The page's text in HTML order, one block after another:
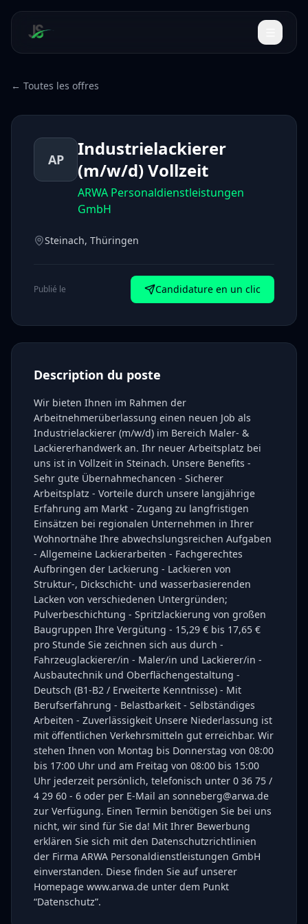
← Toutes les offres
AP
Industrielackierer
(m/w/d) Vollzeit
ARWA Personaldienstleistungen
GmbH
Steinach, Thüringen
Publié le Candidature en un clic
Description du poste
Wir bieten Ihnen im Rahmen der
Arbeitnehmerüberlassung einen neuen Job als
Industrielackierer (m/w/d) im Bereich Maler- &
Lackiererhandwerk an. Ihr neuer Arbeitsplatz bei
uns ist in Vollzeit in Steinach. Unsere Benefits -
Sehr gute Übernahmechancen - Sicherer
Arbeitsplatz - Vorteile durch unsere langjährige
Erfahrung am Markt - Zugang zu langfristigen
Einsätzen bei regionalen Unternehmen in Ihrer
Wohnortnähe Ihre abwechslungsreichen Aufgaben
- Allgemeine Lackierarbeiten - Fachgerechtes
Aufbringen der Lackierung - Lackieren von
Struktur-, Dickschicht- und wasserbasierenden
Lacken von verschiedenen Untergründen;
Pulverbeschichtung - Spritzlackierung von großen
Baugruppen Ihre Vergütung - 15,29 € bis 17,65 €
pro Stunde Sie zeichnen sich aus durch -
Fahrzeuglackierer/in - Maler/in und Lackierer/in -
Ausbautechnik und Oberflächengestaltung -
Deutsch (B1-B2 / Erweiterte Kenntnisse) - Mit
Berufserfahrung - Belastbarkeit - Selbständiges
Arbeiten - Zuverlässigkeit Unsere Niederlassung ist
mit öffentlichen Verkehrsmitteln gut erreichbar. Wir
stehen Ihnen von Montag bis Donnerstag von 08:00
bis 17:00 Uhr und am Freitag von 08:00 bis 15:00
Uhr jederzeit persönlich, telefonisch unter 0 36 75 /
4 29 60 - 6 oder per E-Mail an sonneberg@arwa.de
zur Verfügung. Einen Termin benötigen Sie bei uns
nicht, wir sind für Sie da! Mit Ihrer Bewerbung
erklären Sie sich mit den Datenschutzrichtlinien
der Firma ARWA Personaldienstleistungen GmbH
einverstanden. Diese finden Sie auf unserer
Homepage www.arwa.de unter dem Punkt
“Datenschutz”.